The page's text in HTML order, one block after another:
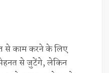
काम करने के लिए
से जुटेंगे, लेकिन